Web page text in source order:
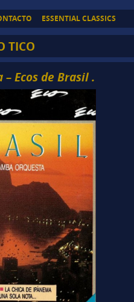
ESSENTIAL CLASSICS
TICO
Ecos de Brasil .